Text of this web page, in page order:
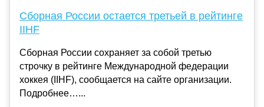
Сборная России остается третьей в рейтинге
IIHF
Сборная России сохраняет за собой третью
строчку в рейтинге Международной федерации
хоккея (IIHF), сообщается на сайте организации.
Подробнее…...